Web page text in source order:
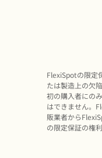
FlexiSpotの限定
たは製造上の欠
初の購入者にの
はできません。
販業者から
の限定保証の権